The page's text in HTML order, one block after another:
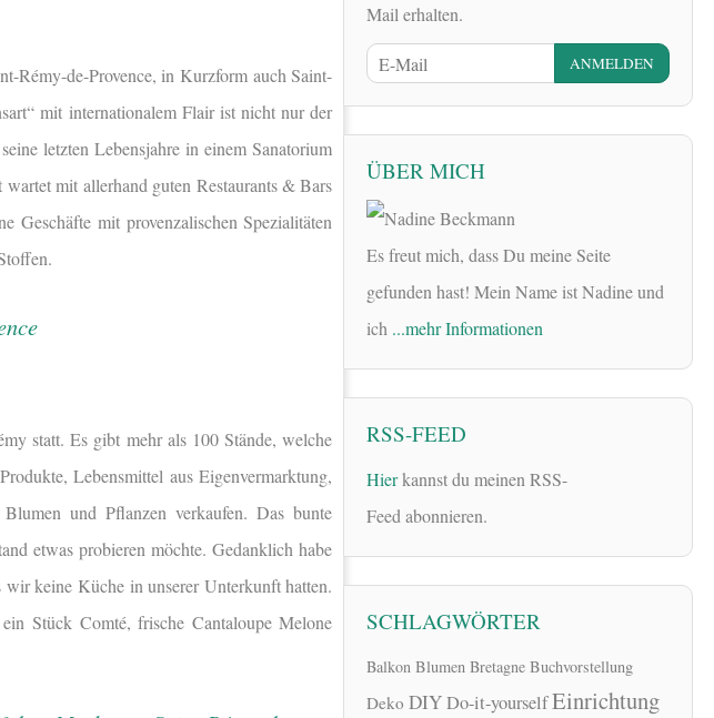
Rémy-de-Provence, in Kurzform auch Saint-
mit internationalem Flair ist nicht nur der
letzten Lebensjahre in einem Sanatorium
mit allerhand guten Restaurants & Bars
Geschäfte mit provenzalischen Spezialitäten
statt.Es gibt mehr als 100 Stände, welche
Lebensmittel aus Eigenvermarktung,
und Pflanzen verkaufen. Das bunte
etwas probieren möchte. Gedanklich habe
keine Küche in unserer Unterkunft hatten.
Stück Comté, frische Cantaloupe Melone
Mail erhalten.
ÜBER MICH
Es freut mich, dass Du meine Seite
gefunden hast! Mein Name ist Nadine und
ich ...mehr Informationen
RSS-FEED
Hierkannst du meinen RSS-
Feed abonnieren.
SCHLAGWÖRTER
Balkon Blumen Bretagne Buchvorstellung
Deko DIYDo-it-yourselfEinrichtung